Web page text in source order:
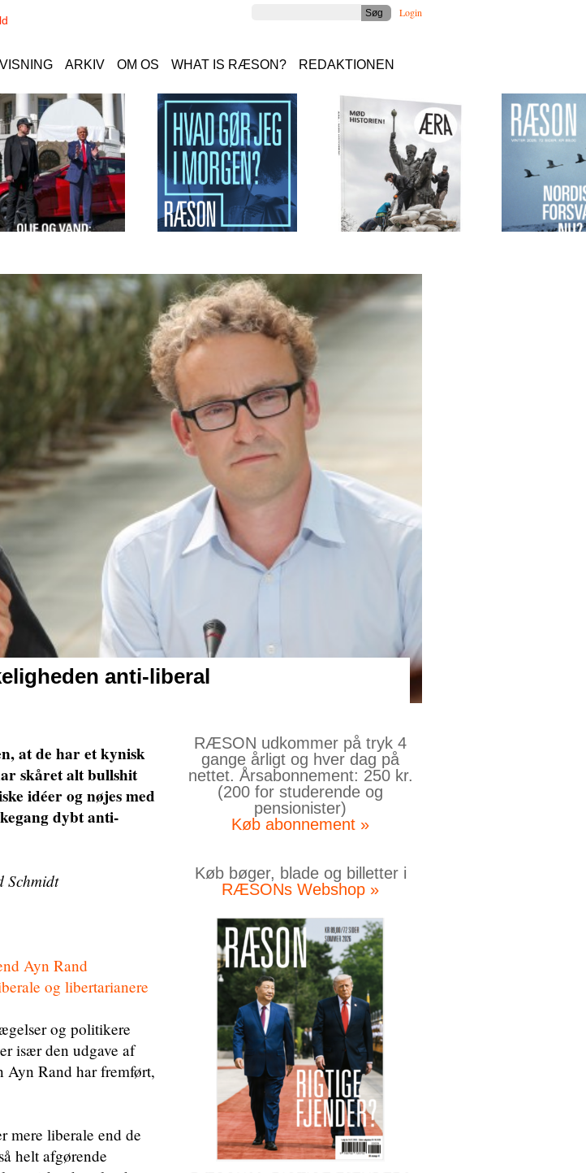
Login
ARKIV OM OS WHAT IS RÆSON? REDAKTIONEN
anti-liberal
at de har et kynisk
skåret alt bullshit
idéer og nøjes med
dybt anti-
Schmidt
Ayn Rand
og libertarianere
og politikere
især den udgave af
Ayn Rand har fremført,
mere liberale end de
helt afgørende
RÆSON udkommer på tryk 4
gange årligt og hver dag på
nettet. Årsabonnement: 250 kr.
(200 for studerende og
pensionister)
Køb abonnement »
Køb bøger, blade og billetter i
RÆSONs Webshop »